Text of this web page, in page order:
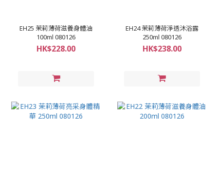
EH25 茉莉薄荷滋養身體油
100ml 080126
HK$228.00
EH24 茉莉薄荷淨透沐浴露
250ml 080126
HK$238.00